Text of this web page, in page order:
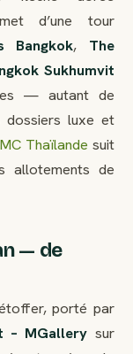
d’une tour
Bangkok, The
Sukhumvit
— autant de
dossiers luxe et
Thaïlande suit
allotements de
— de
porté par
– MGallery sur